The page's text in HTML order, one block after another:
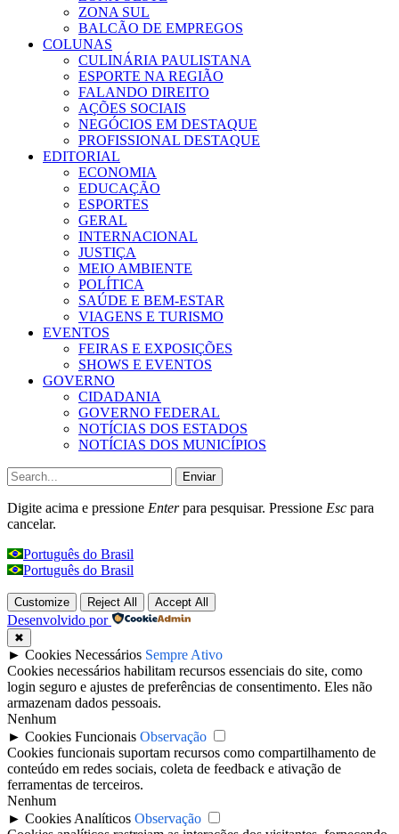
ZONA SUL
BALCÃO DE EMPREGOS
COLUNAS
CULINÁRIA PAULISTANA
ESPORTE NA REGIÃO
FALANDO DIREITO
AÇÕES SOCIAIS
NEGÓCIOS EM DESTAQUE
PROFISSIONAL DESTAQUE
EDITORIAL
ECONOMIA
EDUCAÇÃO
ESPORTES
GERAL
INTERNACIONAL
JUSTIÇA
MEIO AMBIENTE
POLÍTICA
SAÚDE E BEM-ESTAR
VIAGENS E TURISMO
EVENTOS
FEIRAS E EXPOSIÇÕES
SHOWS E EVENTOS
GOVERNO
CIDADANIA
GOVERNO FEDERAL
NOTÍCIAS DOS ESTADOS
NOTÍCIAS DOS MUNICÍPIOS
Enviar
Digite acima e pressione Enterpara pesquisar. Pressione Esc para
cancelar.
Português do Brasil
Português do Brasil
Customize Reject All Accept All
Desenvolvido por
✖
► Cookies Necessários Sempre Ativo
Cookies necessários habilitam recursos essenciais do site, como
login seguro e ajustes de preferências de consentimento. Eles não
armazenam dados pessoais.
Nenhum
► Cookies Funcionais Observação
Cookies funcionais suportam recursos como compartilhamento de
conteúdo em redes sociais, coleta de feedback e ativação de
ferramentas de terceiros.
Nenhum
► Cookies Analíticos Observação